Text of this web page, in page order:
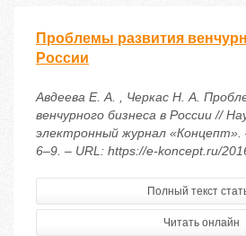
Проблемы развития
России
Авдеева Е. А. , Черкас Н. А.
венчурного бизнеса в России //
электронный журнал
6–9. – URL: https://e-koncept.ru/
Полный текст
Читать онлайн